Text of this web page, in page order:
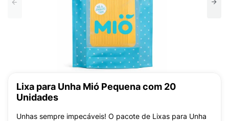
Lixa para Unha Mió Pequena com 20
Unidades
Unhas sempre impecáveis! O pacote de Lixas para Unha